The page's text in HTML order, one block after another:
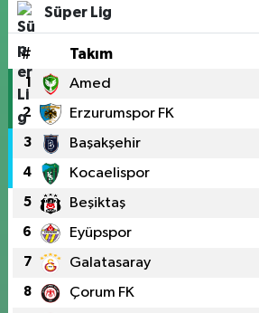
Süper Lig
# Takım
1 Amed
2 Erzurumspor FK
3 Başakşehir
4 Kocaelispor
5 Beşiktaş
6 Eyüpspor
7 Galatasaray
8 Çorum FK